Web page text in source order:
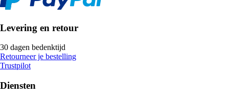
Levering en retour
30 dagen bedenktijd
Retourneer je bestelling
Trustpilot
Diensten